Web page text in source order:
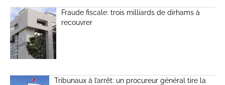
Fraude fiscale: trois milliards de dirhams à
recouvrer
Tribunaux à l’arrêt: un procureur général tire la